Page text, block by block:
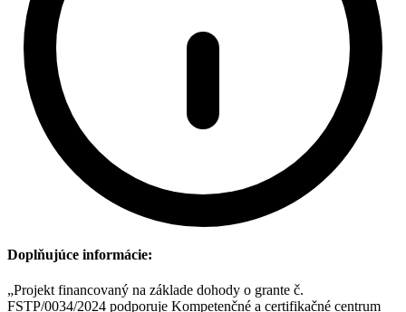
Doplňujúce informácie:
„Projekt financovaný na základe dohody o grante č.
FSTP/0034/2024 podporuje Kompetenčné a certifikačné centrum